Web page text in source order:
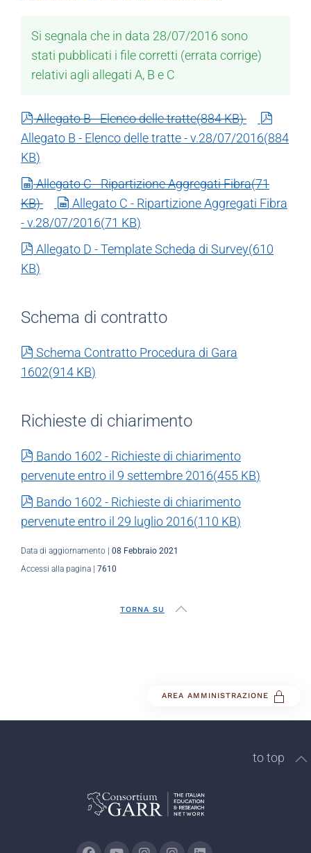
Si segnala che in data 28/07/2016 sono
stati pubblicati i file corretti (errata corrige)
relativi agli allegati A, B e C
pdf
Allegato B - Elenco delle tratte(884 KB)
Allegato B - Elenco delle tratte - v.28/07/2016(884
KB)
spreadsheet
Allegato C - Ripartizione Aggregati Fibra(71
KB) spreadsheet
Allegato C - Ripartizione Aggregati Fibra
- v.28/07/2016(71 KB)
pdf
Allegato D - Template Scheda di Survey(610
KB)
Schema di contratto
pdf
Schema Contratto Procedura di Gara
1602(914 KB)
Richieste di chiarimento
pdf
Bando 1602 - Richieste di chiarimento
pervenute entro il 9 settembre 2016(455 KB)
pdf
Bando 1602 - Richieste di chiarimento
pervenute entro il 29 luglio 2016(110 KB)
Data di aggiornamento | 08 Febbraio 2021
Accessi alla pagina | 7610
TORNA SU
AREA AMMINISTRAZIONE
to top